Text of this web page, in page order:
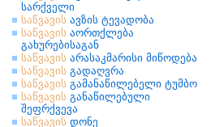
სარქველი
საწვავის ავზის ტევადობა
საწვავის აორთქლება
გახურებისაგან
საწვავის არასაკმარისი მიწოდება
საწვავის გადაღვრა
საწვავის გამანაწილებელი ტუმბო
საწვავის განაწილებული
შეფრქვევა
საწვავის დონე